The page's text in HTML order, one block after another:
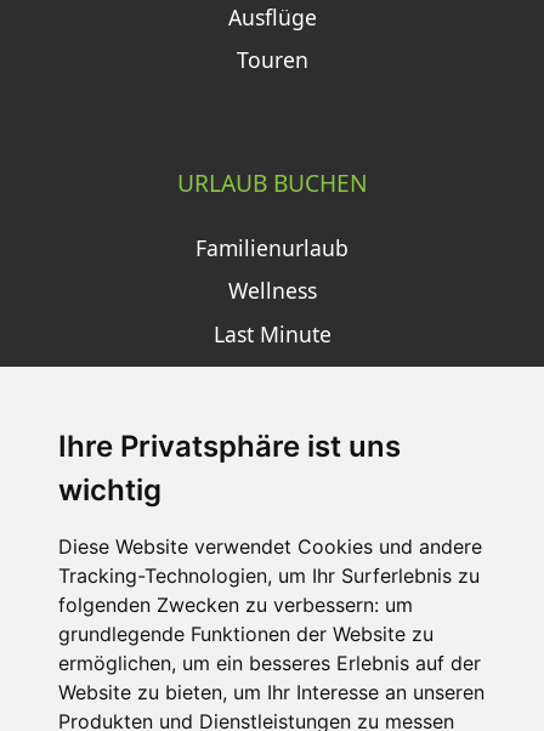
Ihre Privatsphäre ist uns
wichtig
Diese Website verwendet Cookies und andere
Tracking-Technologien, um Ihr Surferlebnis zu
folgenden Zwecken zu verbessern: um
grundlegende Funktionen der Website zu
ermöglichen, um ein besseres Erlebnis auf der
Website zu bieten, um Ihr Interesse an unseren
Produkten und Dienstleistungen zu messen
Ausflüge
Touren
URLAUB BUCHEN
Familienurlaub
Wellness
Last Minute
SCHNEEHÖHEN SKI APP
Die Schneehoehen Ski APP für iOS und Android - Ein
Muss für alle Wintersportler und Schneefreaks!